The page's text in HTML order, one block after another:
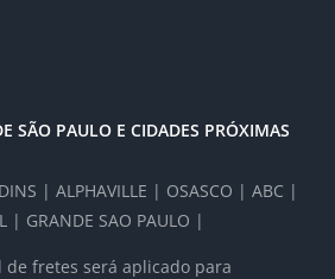
SÃO PAULO E CIDADES PRÓXIMAS
| ALPHAVILLE | OSASCO | ABC |
| GRANDE SAO PAULO |
de fretes será aplicado para